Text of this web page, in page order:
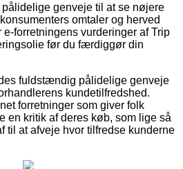
genveje til at se nøjere
omtaler og herved
forretningens vurderinger af Trip
før du færdiggør din
fuldstændig pålidelige genveje
kundetilfredshed.
forretninger som giver folk
en kritik af deres køb, som lige så
til at afveje hvor tilfredse kunderne